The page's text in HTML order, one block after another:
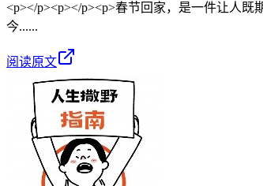
<p></p><p></p><p>春节回家，是一件让人
今......
阅读原文